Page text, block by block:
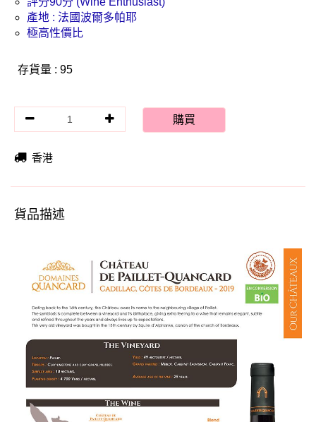
產地 : 法國波爾多帕耶
極高性價比
存貨量 : 95
購買
香港
貨品描述